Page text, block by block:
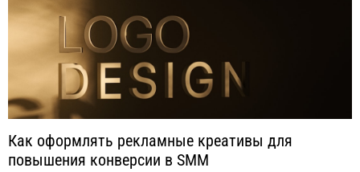
Как оформлять рекламные креативы для
повышения конверсии в SMM